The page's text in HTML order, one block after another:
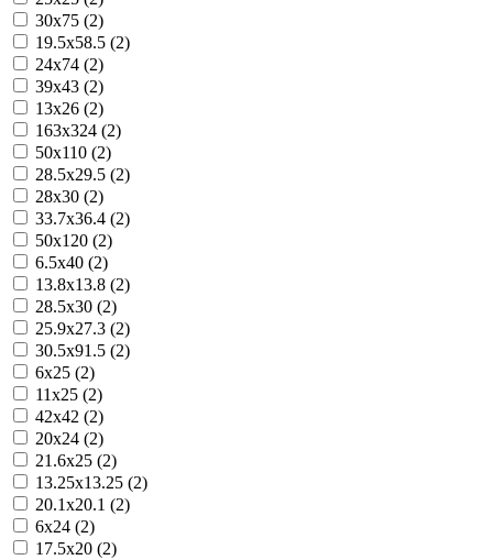
30x75 (2)
19.5x58.5 (2)
24x74 (2)
39x43 (2)
13x26 (2)
163x324 (2)
50x110 (2)
28.5x29.5 (2)
28x30 (2)
33.7x36.4 (2)
50x120 (2)
6.5x40 (2)
13.8x13.8 (2)
28.5x30 (2)
25.9x27.3 (2)
30.5x91.5 (2)
6x25 (2)
11x25 (2)
42x42 (2)
20x24 (2)
21.6x25 (2)
13.25x13.25 (2)
20.1x20.1 (2)
6x24 (2)
17.5x20 (2)